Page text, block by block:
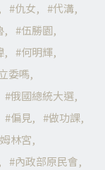
仇女
代溝
伍勝園
何明輝
委嗎
俄國總統大選
偏見
做功課
林宮
內政部原民會